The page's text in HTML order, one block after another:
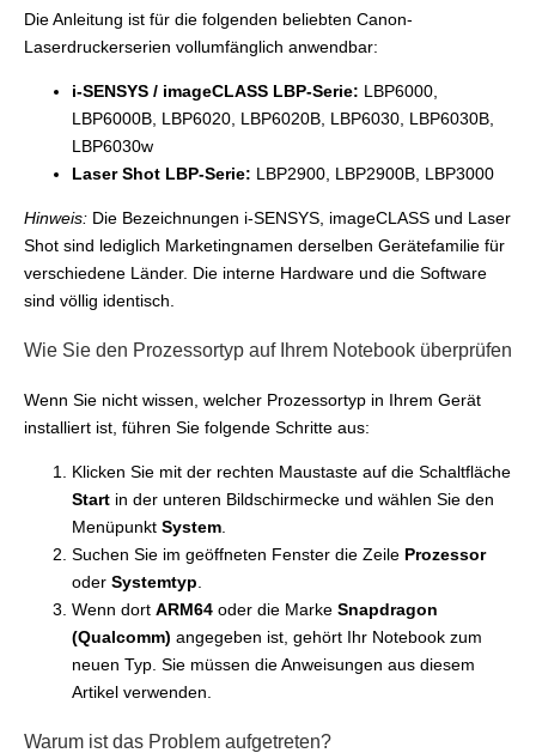
Die Anleitung ist für die folgenden beliebten Canon-
Laserdruckerserien vollumfänglich anwendbar:
i-SENSYS / imageCLASS LBP-Serie: LBP6000,
LBP6000B, LBP6020, LBP6020B, LBP6030, LBP6030B,
LBP6030w
Laser Shot LBP-Serie: LBP2900, LBP2900B, LBP3000
Hinweis: Die Bezeichnungen i-SENSYS, imageCLASS und Laser
Shot sind lediglich Marketingnamen derselben Gerätefamilie für
verschiedene Länder. Die interne Hardware und die Software
sind völlig identisch.
Wie Sie den Prozessortyp auf Ihrem Notebook überprüfen
Wenn Sie nicht wissen, welcher Prozessortyp in Ihrem Gerät
installiert ist, führen Sie folgende Schritte aus:
Klicken Sie mit der rechten Maustaste auf die Schaltfläche
Start in der unteren Bildschirmecke und wählen Sie den
Menüpunkt System
Suchen Sie im geöffneten Fenster die Zeile Prozessor
oder Systemtyp
Wenn dort ARM64 oder die Marke Snapdragon
(Qualcomm) angegeben ist, gehört Ihr Notebook zum
neuen Typ. Sie müssen die Anweisungen aus diesem
Artikel verwenden.
Warum ist das Problem aufgetreten?